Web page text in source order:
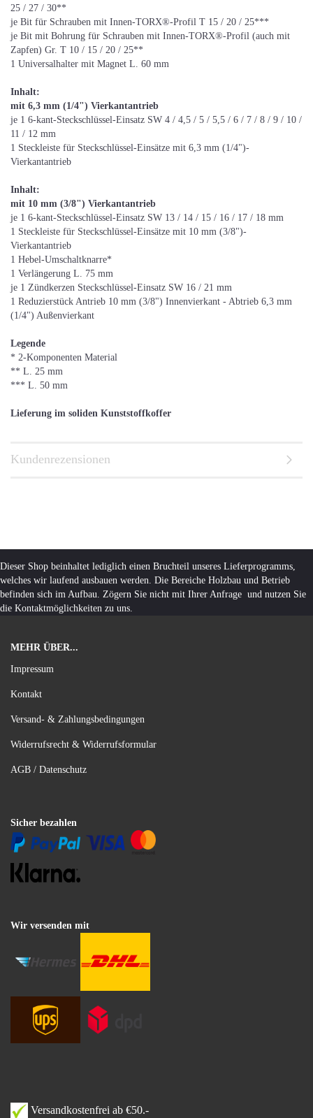
25 / 27 / 30**
je Bit für Schrauben mit Innen-TORX®-Profil T 15 / 20 / 25***
je Bit mit Bohrung für Schrauben mit Innen-TORX®-Profil (auch mit
Zapfen) Gr. T 10 / 15 / 20 / 25**
1 Universalhalter mit Magnet L. 60 mm
Inhalt:
mit 6,3 mm (1/4") Vierkantantrieb
je 1 6-kant-Steckschlüssel-Einsatz SW 4 / 4,5 / 5 / 5,5 / 6 / 7 / 8 / 9 / 10 /
11 / 12 mm
1 Steckleiste für Steckschlüssel-Einsätze mit 6,3 mm (1/4")-
Vierkantantrieb
Inhalt:
mit 10 mm (3/8") Vierkantantrieb
je 1 6-kant-Steckschlüssel-Einsatz SW 13 / 14 / 15 / 16 / 17 / 18 mm
1 Steckleiste für Steckschlüssel-Einsätze mit 10 mm (3/8")-
Vierkantantrieb
1 Hebel-Umschaltknarre*
1 Verlängerung L. 75 mm
je 1 Zündkerzen Steckschlüssel-Einsatz SW 16 / 21 mm
1 Reduzierstück Antrieb 10 mm (3/8") Innenvierkant - Abtrieb 6,3 mm
(1/4") Außenvierkant
Legende
* 2-Komponenten Material
** L. 25 mm
*** L. 50 mm
Lieferung im soliden Kunststoffkoffer
Kundenrezensionen
Dieser Shop beinhaltet lediglich einen Bruchteil unseres Lieferprogramms,
welches wir laufend ausbauen werden. Die Bereiche Holzbau und Betrieb
befinden sich im Aufbau. Zögern Sie nicht mit Ihrer Anfrage und nutzen Sie
die Kontaktmöglichkeiten zu uns.
MEHR ÜBER...
Impressum
Kontakt
Versand- & Zahlungsbedingungen
Widerrufsrecht & Widerrufsformular
AGB / Datenschutz
Sicher bezahlen
Wir versenden mit
Versandkostenfrei ab €50.-